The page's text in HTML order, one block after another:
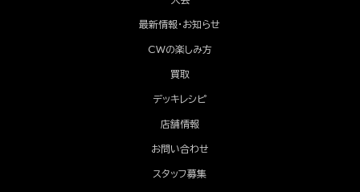
最新情報・お知らせ
CWの楽しみ方
買取
デッキレシピ
店舗情報
お問い合わせ
スタッフ募集